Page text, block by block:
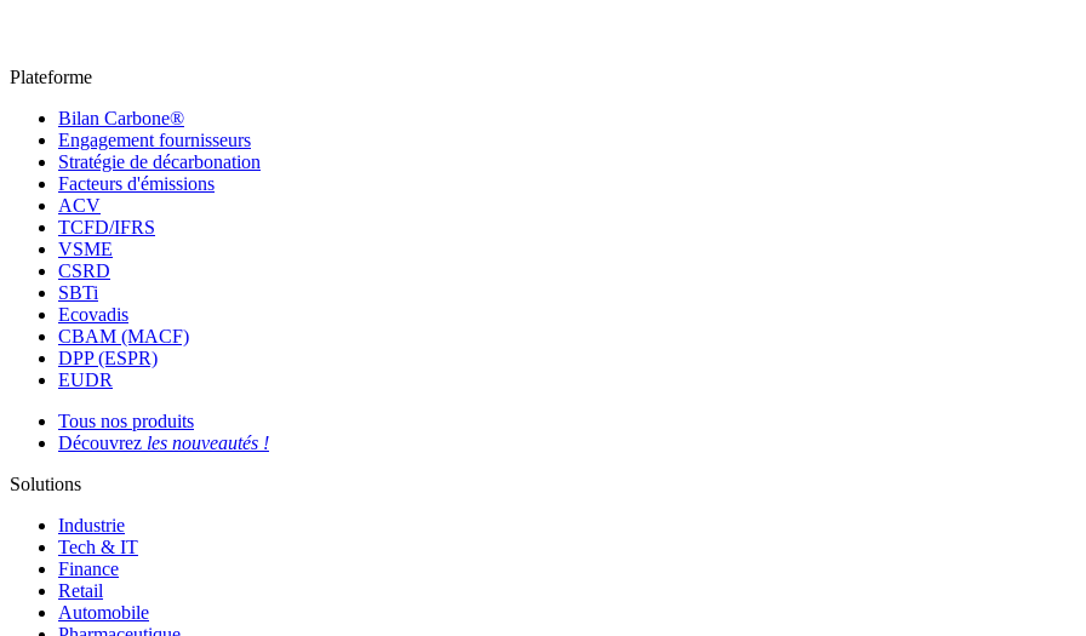
Plateforme
Bilan Carbone®
Engagement fournisseurs
Stratégie de décarbonation
Facteurs d'émissions
ACV
TCFD/IFRS
VSME
CSRD
SBTi
Ecovadis
CBAM (MACF)
DPP (ESPR)
EUDR
Tous nos produits
Découvrez les nouveautés !
Solutions
Industrie
Tech & IT
Finance
Retail
Automobile